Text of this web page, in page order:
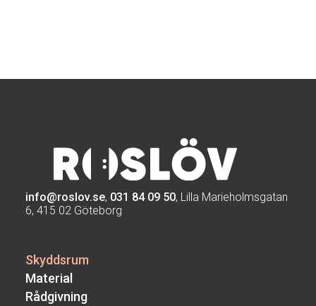
info@roslov.se, 031 84 09 50, Lilla Marieholmsgatan
6, 415 02 Göteborg
Skyddsrum
Material
Rådgivning